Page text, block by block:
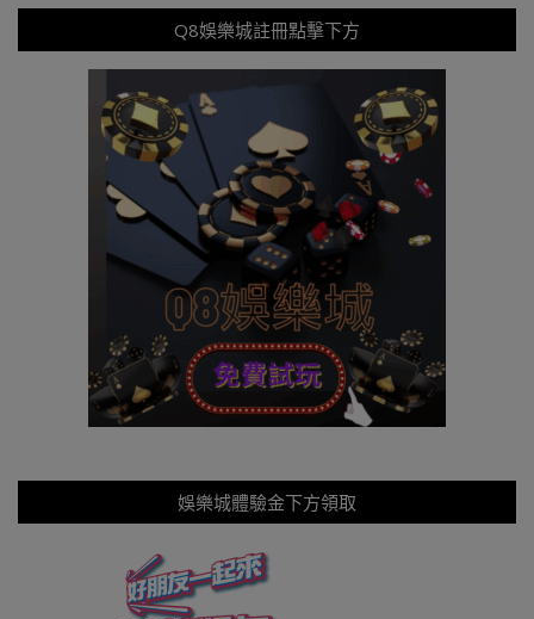
Q8娛樂城註冊點擊下方
娛樂城體驗金下方領取